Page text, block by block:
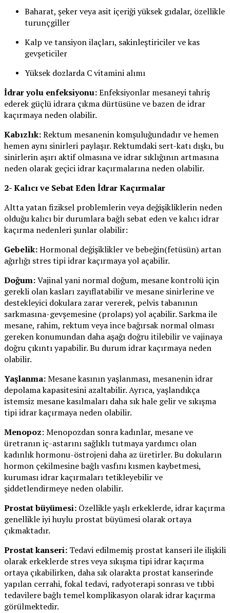
Baharat, şeker veya asit içeriği yüksek gıdalar, özellikle
turunçgiller
Kalp ve tansiyon ilaçları, sakinleştiriciler ve kas
gevşeticiler
Yüksek dozlarda C vitamini alımı
İdrar yolu enfeksiyonu:Enfeksiyonlar mesaneyi tahriş
ederek güçlü idrara çıkma dürtüsüne ve bazen de idrar
kaçırmaya neden olabilir.
Kabızlık:Rektum mesanenin komşuluğundadır ve hemen
hemen aynı sinirleri paylaşır. Rektumdaki sert-katı dışkı, bu
sinirlerin aşırı aktif olmasına ve idrar sıklığının artmasına
neden olarak geçici idrar kaçırmalarına neden olabilir.
2- Kalıcı ve Sebat Eden İdrar Kaçırmalar
Altta yatan fiziksel problemlerin veya değişikliklerin neden
olduğu kalıcı bir durumlara bağlı sebat eden ve kalıcı idrar
kaçırma nedenleri şunlar olabilir:
Gebelik:Hormonal değişiklikler ve bebeğin(fetüsün) artan
ağırlığı stres tipi idrar kaçırmaya yol açabilir.
Doğum:Vajinal yani normal doğum, mesane kontrolü için
gerekli olan kasları zayıflatabilir ve mesane sinirlerine ve
destekleyici dokulara zarar vererek, pelvis tabanının
sarkmasına-gevşemesine (prolaps) yol açabilir. Sarkma ile
mesane, rahim, rektum veya ince bağırsak normal olması
gereken konumundan daha aşağı doğru itilebilir ve vajinaya
doğru çıkıntı yapabilir. Bu durum idrar kaçırmaya neden
olabilir.
Yaşlanma:Mesane kasının yaşlanması, mesanenin idrar
depolama kapasitesini azaltabilir. Ayrıca, yaşlandıkça
istemsiz mesane kasılmaları daha sık hale gelir ve sıkışma
tipi idrar kaçırmaya neden olabilir.
Menopoz: Menopozdan sonra kadınlar, mesane ve
üretranın iç-astarını sağlıklı tutmaya yardımcı olan
kadınlık hormonu-östrojeni daha az üretirler. Bu dokuların
hormon çekilmesine bağlı vasfını kısmen kaybetmesi,
kuruması idrar kaçırmaları tetikleyebilir ve
şiddetlendirmeye neden olabilir.
Prostat büyümesi: Özellikle yaşlı erkeklerde, idrar kaçırma
genellikle iyi huylu prostat büyümesi olarak ortaya
çıkmaktadır.
Prostat kanseri: Tedavi edilmemiş prostat kanseri ile ilişkili
olarak erkeklerde stres veya sıkışma tipi idrar kaçırma
ortaya çıkabilirken, daha sık olarakta prostat kanserinde
yapılan cerrahi, fokal tedavi, radyoterapi sonrası ve tıbbi
tedavilere bağlı temel komplikasyon olarak idrar kaçırma
görülmektedir.